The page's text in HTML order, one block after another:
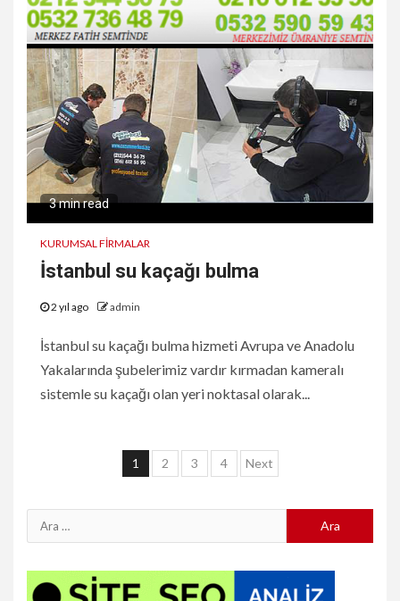
3 min read
KURUMSAL FIRMALAR
İstanbul su kaçağı bulma
2 yıl ago admin
İstanbul su kaçağı bulma hizmeti Avrupa ve Anadolu
Yakalarında şubelerimiz vardır kırmadan kameralı
sistemle su kaçağı olan yeri noktasal olarak...
Yazı
1 2 3 4 Next
Arama: